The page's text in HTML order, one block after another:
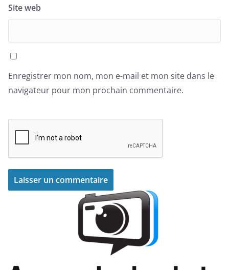
Site web
Enregistrer mon nom, mon e-mail et mon site dans le
navigateur pour mon prochain commentaire.